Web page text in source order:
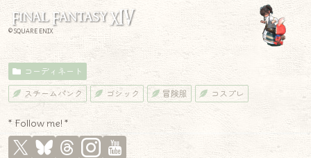
© SQUARE ENIX
コーディネート
スチームパンク ゴシック 冒険服 コスプレ
* Follow me! *